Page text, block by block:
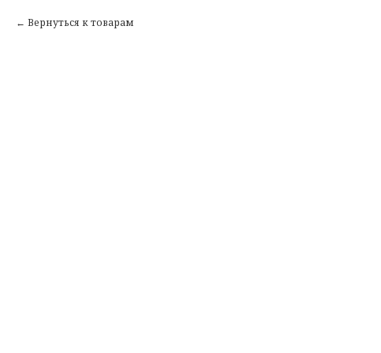
Вернуться к товарам